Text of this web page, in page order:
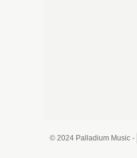
© 2024 Palladium Music -